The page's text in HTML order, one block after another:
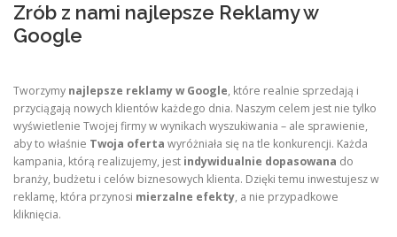
Zrób z nami najlepsze Reklamy w
Google
Tworzymy najlepsze reklamy w Google, które realnie sprzedają i
przyciągają nowych klientów każdego dnia. Naszym celem jest nie tylko
wyświetlenie Twojej firmy w wynikach wyszukiwania – ale sprawienie,
aby to właśnie Twoja oferta wyróżniała się na tle konkurencji. Każda
kampania, którą realizujemy, jest indywidualnie dopasowana do
branży, budżetu i celów biznesowych klienta. Dzięki temu inwestujesz w
reklamę, która przynosi mierzalne efekty, a nie przypadkowe
kliknięcia.